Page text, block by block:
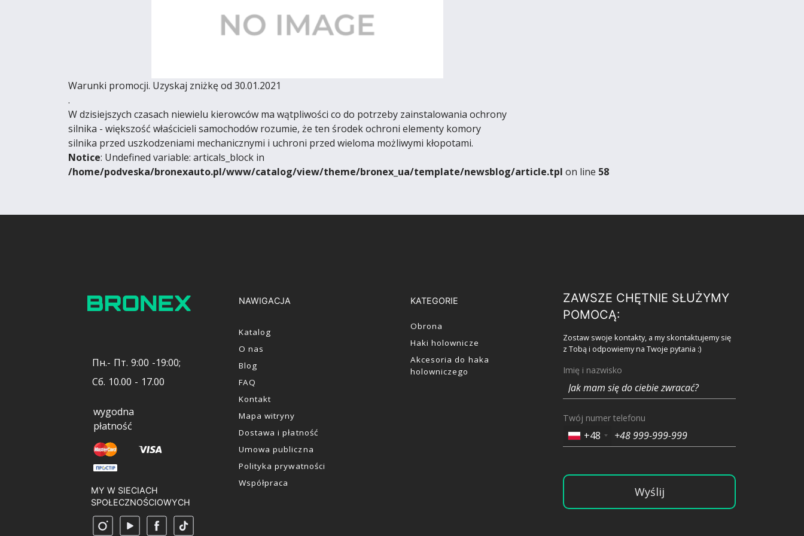
Warunki promocji. Uzyskaj zniżkę od 30.01.2021
.
W dzisiejszych czasach niewielu kierowców ma wątpliwości co do potrzeby zainstalowania ochrony
silnika - większość właścicieli samochodów rozumie, że ten środek ochroni elementy komory
silnika przed uszkodzeniami mechanicznymi i uchroni przed wieloma możliwymi kłopotami.
Notice: Undefined variable: articals_block in
/home/podveska/bronexauto.pl/www/catalog/view/theme/bronex_ua/template/newsblog/article.tpl on line 58
Пн.- Пт. 9:00 -19:00;
Сб. 10.00 - 17.00
wygodna
płatność
MY W SIECIACH
SPOŁECZNOŚCIOWYCH
NAWIGACJA
Katalog
O nas
Blog
FAQ
Kontakt
Mapa witryny
Dostawa i płatność
Umowa publiczna
Polityka prywatności
Współpraca
KATEGORIE
Obrona
Haki holownicze
Akcesoria do haka
holowniczego
ZAWSZE CHĘTNIE SŁUŻYMY
POMOCĄ:
Zostaw swoje kontakty, a my skontaktujemy się
z Tobą i odpowiemy na Twoje pytania :)
Imię i nazwisko
Twój numer telefonu
+48
Wyślij